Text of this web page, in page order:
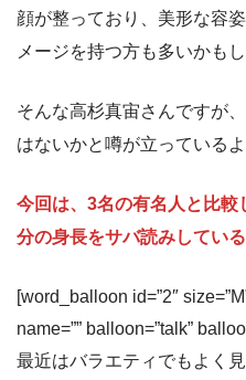
顔が整っており、美形な容
メージを持つ方も多いかもし
そんな高杉真宙さんですが
はないかと噂が立っているよ
今回は、3名の有名人と比較
分の身長をサバ読みしてい
[word_balloon id=”2″
name=”” balloon=”talk”
最近はバラエティでもよく